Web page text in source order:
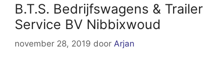
B.T.S. Bedrijfswagens & Trailer
Service BV Nibbixwoud
november 28, 2019 door Arjan